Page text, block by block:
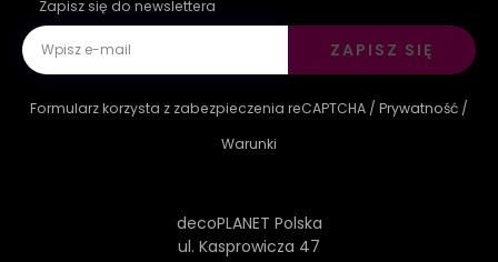
Zapisz się do newslettera
ZAPISZ SIĘ
Formularz korzysta z zabezpieczenia reCAPTCHA / Prywatność /
Warunki
decoPLANET Polska
ul. Kasprowicza 47